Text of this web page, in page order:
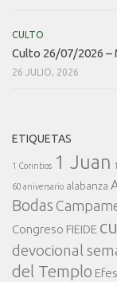
CULTO
Culto 26/07/2026 –
26 JULIO, 2026
ETIQUETAS
1 Corintios 1 Juan
60 aniversario alabanza
Bodas
Congreso FIEIDE
devocional
del Templo